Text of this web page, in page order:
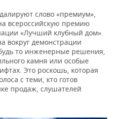
слово «премиум»,
всероссийскую премию
«Лучший клубный дом».
вокруг демонстрации
то инженерные решения,
камня или особые
Это роскошь, которая
с теми, кто готов
продаж, слушателей